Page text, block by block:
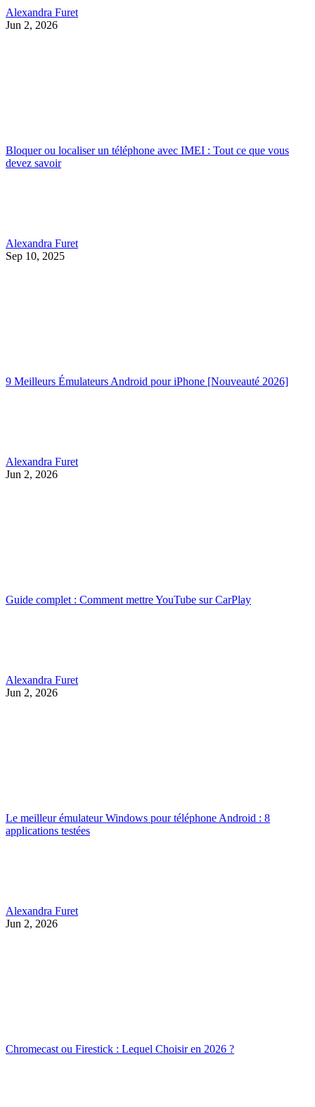
Alexandra Furet
Jun 2, 2026
Bloquer ou localiser un téléphone avec IMEI : Tout ce que vous
devez savoir
Alexandra Furet
Sep 10, 2025
9 Meilleurs Émulateurs Android pour iPhone [Nouveauté 2026]
Alexandra Furet
Jun 2, 2026
Guide complet : Comment mettre YouTube sur CarPlay
Alexandra Furet
Jun 2, 2026
Le meilleur émulateur Windows pour téléphone Android : 8
applications testées
Alexandra Furet
Jun 2, 2026
Chromecast ou Firestick : Lequel Choisir en 2026 ?